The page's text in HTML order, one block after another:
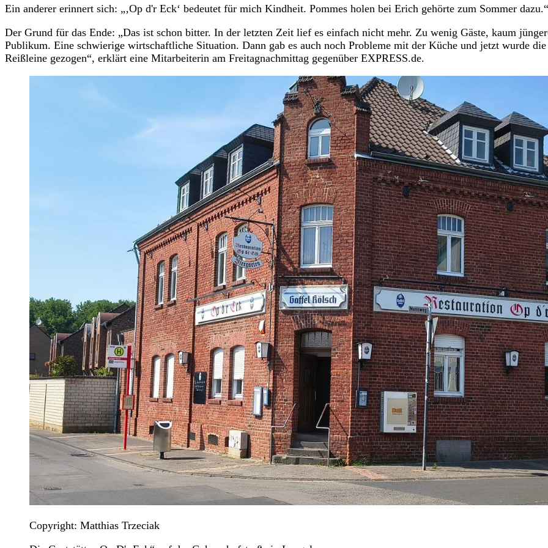
Ein anderer erinnert sich: „‚Op d'r Eck‘ bedeutet für mich Kindheit. Pommes holen bei Erich gehörte zum Sommer dazu.“
Der Grund für das Ende: „Das ist schon bitter. In der letzten Zeit lief es einfach nicht mehr. Zu wenig Gäste, kaum
Publikum. Eine schwierige wirtschaftliche Situation. Dann gab es auch noch Probleme mit der Küche und jetzt wurde die
Reißleine gezogen“, erklärt eine Mitarbeiterin am Freitagnachmittag gegenüber EXPRESS.de.
Copyright: Matthias Trzeciak